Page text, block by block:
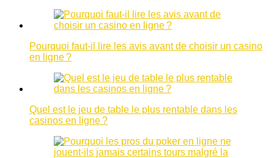
Pourquoi faut-il lire les avis avant de choisir un casino
en ligne ?
Quel est le jeu de table le plus rentable dans les
casinos en ligne ?